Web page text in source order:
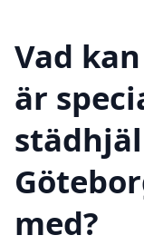
Vad
är
med?